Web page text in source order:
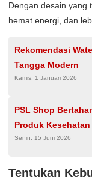
Dengan desain yang
hemat energi, dan
Rekomendasi
Tangga Modern
Kamis, 1 Januari 2026
PSL Shop
Produk
Senin, 15 Juni 2026
Tentukan